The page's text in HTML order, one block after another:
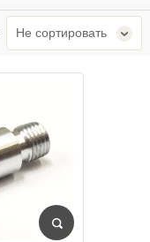
Не сортировать